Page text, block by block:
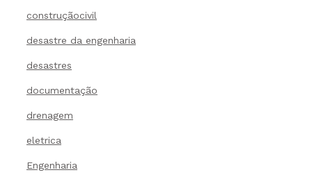
construçãocivil
desastre da engenharia
desastres
documentação
drenagem
eletrica
Engenharia